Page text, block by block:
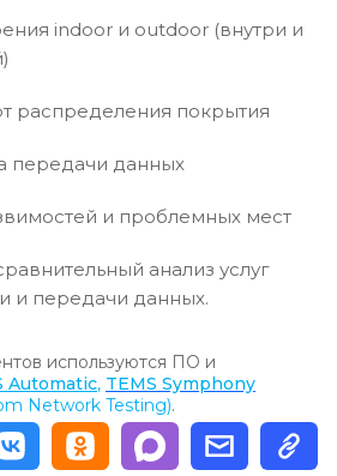
indoor и outdoor (внутри и
распределения покрытия
передачи данных
и проблемных мест
анализ услуг
и передачи данных.
используются ПО и
Automatic, TEMS Symphony
Network Testing).